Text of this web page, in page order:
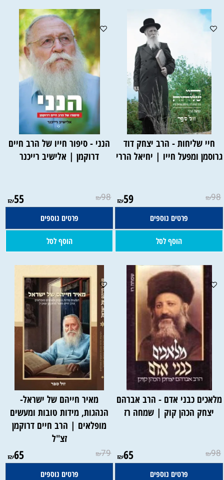
חיי שליחות - הרב יצחק דוד
גרוסמן ומפעל חייו | יחיאל הררי
₪98
₪59
פרטים נוספים
הוסף לסל
הנני - סיפור חייו של הרב חיים
דרוקמן | אלישיב רייכנר
₪98
₪55
פרטים נוספים
הוסף לסל
מלאכים כבני אדם - הרב אברהם
יצחק הכהן קוק | שמחה רז
₪98
₪65
פרטים נוספים
מאיר חייהם של ישראל-
הנהגות, מידות טובות ומעשים
מופלאים | הרב חיים דרוקמן
זצ"ל
₪79
₪65
פרטים נוספים